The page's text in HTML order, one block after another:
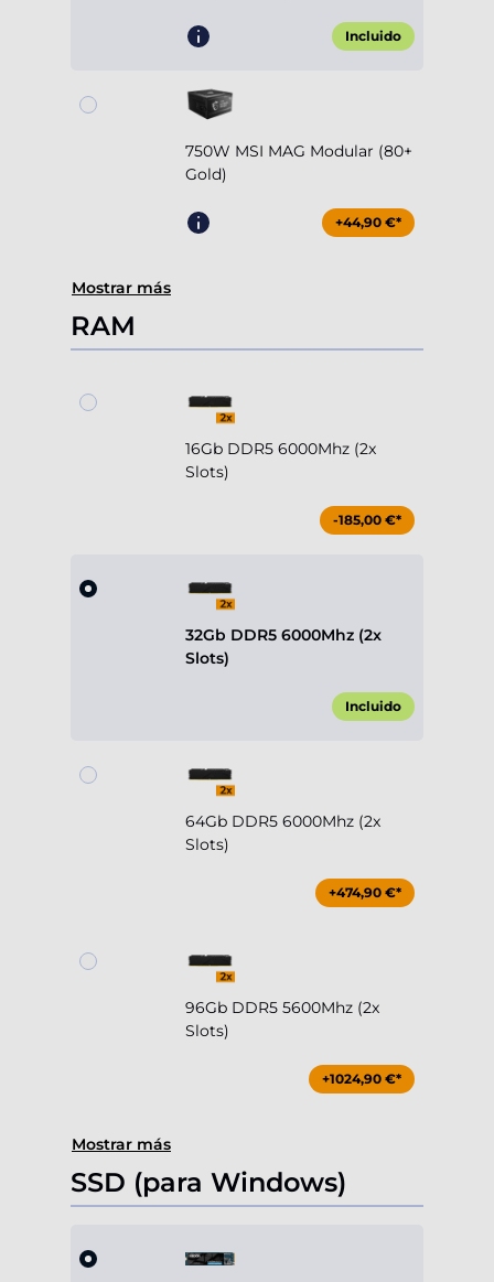
Incluido
750W MSI MAG Modular (80+
Gold)
+44,90 €*
Mostrar más
RAM
16Gb DDR5 6000Mhz (2x
Slots)
-185,00 €*
32Gb DDR5 6000Mhz (2x
Slots)
Incluido
64Gb DDR5 6000Mhz (2x
Slots)
+474,90 €*
96Gb DDR5 5600Mhz (2x
Slots)
+1024,90 €*
Mostrar más
SSD (para Windows)